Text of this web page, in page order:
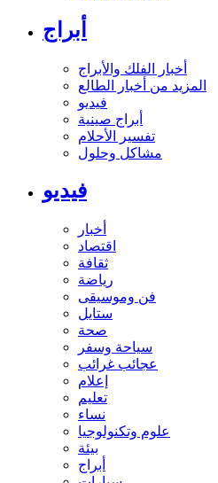
أبراج
أخبار الفلك والأبراج
المزيد من أخبار الطالع
فيديو
أبراج صينية
تفسير الأحلام
مشاكل وحلول
فيديو
أخبار
اقتصاد
ثقافة
رياضة
فن وموسيقى
ستايل
صحة
سياحة وسفر
عجائب غرائب
إعلام
تعليم
نساء
علوم وتكنولوجيا
بيئة
أبراج